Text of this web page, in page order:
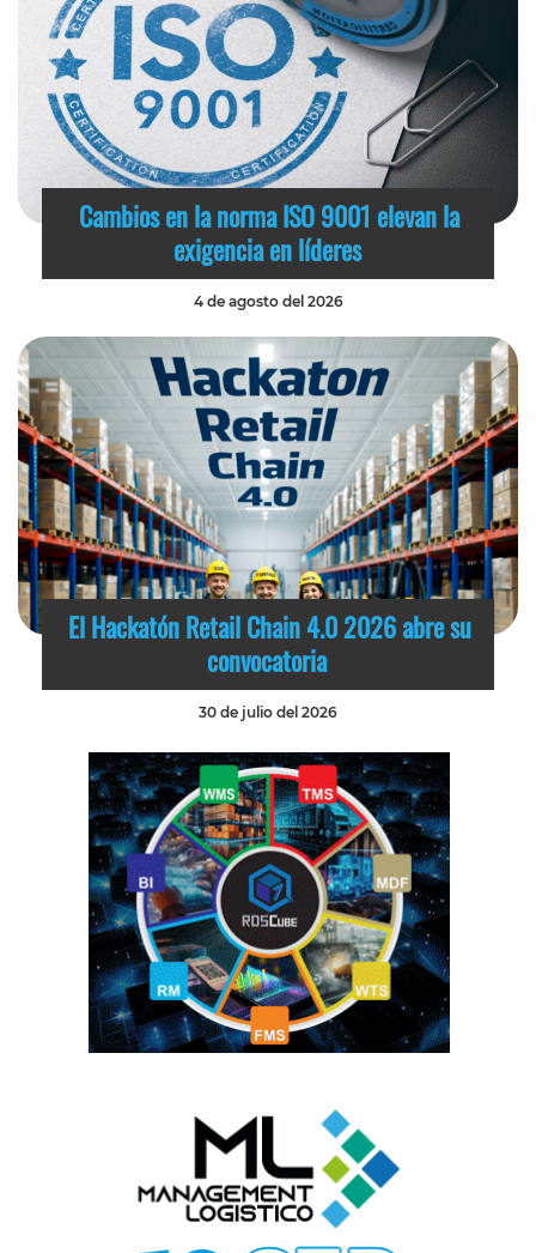
Cambios en la norma ISO 9001 elevan la
exigencia en líderes
4 de agosto del 2026
El Hackatón Retail Chain 4.0 2026 abre su
convocatoria
30 de julio del 2026